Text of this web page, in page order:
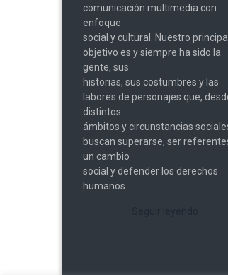
comunicación multimedia con
enfoque
social y cultural. Nuestro principal
objetivo es y siempre ha sido la
gente, sus
historias, sus costumbres y las
labores de personajes que,
distintos
ámbitos y circunstancias
buscan superarse, ser
un cambio
social y defender los derechos
humanos.